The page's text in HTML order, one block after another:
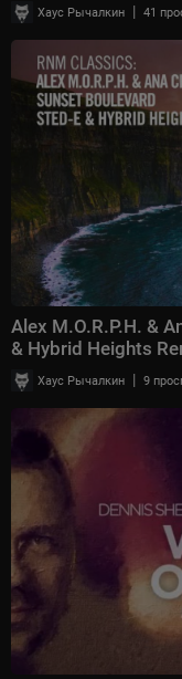
Хаус Рычалкин | 41
Alex M.O.R.P.H. &
& Hybrid Heights
Хаус Рычалкин | 9